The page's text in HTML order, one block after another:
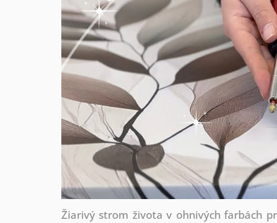
Žiarivý strom života v ohnivých farbách